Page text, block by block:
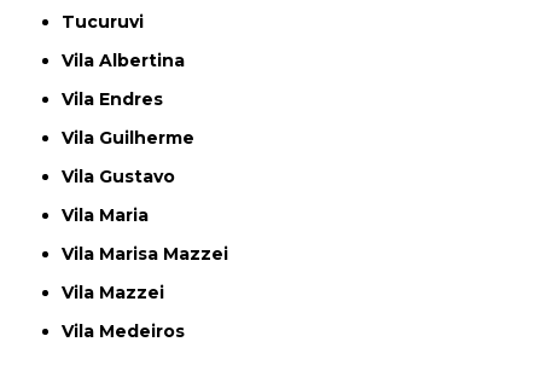
Tucuruvi
Vila Albertina
Vila Endres
Vila Guilherme
Vila Gustavo
Vila Maria
Vila Marisa Mazzei
Vila Mazzei
Vila Medeiros